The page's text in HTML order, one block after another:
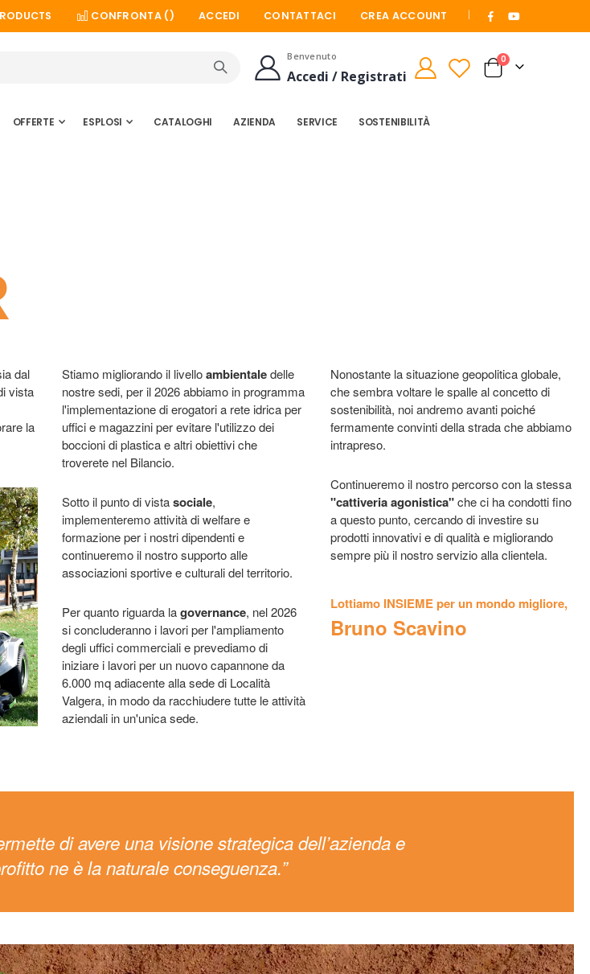
CONFRONTA () CREA ACCOUNT
ACCEDI CONTATTACI
Cerca
Benvenuto
Accedi / Registrati Cart
0elementi
OFFERTE ESPLOSI CATALOGHI AZIENDA SERVICE SOSTENIBILITÀ
dal
vista
la
Stiamo migliorando il livelloambientaledelle
nostre sedi, per il 2026 abbiamo in programma
l'implementazione di erogatori a rete idrica per
uffici e magazzini per evitare l'utilizzo dei
boccioni di plastica e altri obiettivi che
troverete nel Bilancio.
Sotto il punto di vistasociale,
implementeremo attività di welfare e
formazione per i nostri dipendenti e
continueremo il nostro supporto alle
associazioni sportive e culturali del territorio.
Per quanto riguarda lagovernance, nel 2026
si concluderanno i lavori per l'ampliamento
degli uffici commerciali e prevediamo di
iniziare i lavori per un nuovo capannone da
6.000 mq adiacente alla sede di Località
Valgera, in modo da racchiudere tutte le attività
aziendali in un'unica sede.
Nonostante la situazione geopolitica globale,
che sembra voltare le spalle al concetto di
sostenibilità, noi andremo avanti poiché
fermamente convinti della strada che abbiamo
intrapreso.
Continueremo il nostro percorso con la stessa
"cattiveria agonistica"che ci ha condotti fino
a questo punto, cercando di investire su
prodotti innovativi e di qualità e migliorando
sempre più il nostro servizio alla clientela.
Lottiamo INSIEME per un mondo migliore,
Bruno Scavino
di avere una visione strategica dell’azienda e
ne è la naturale conseguenza.”